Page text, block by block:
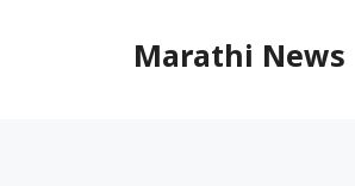
Marathi News